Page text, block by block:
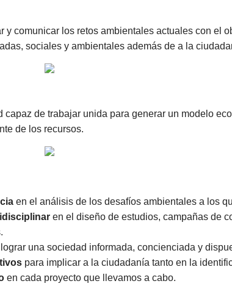
y comunicar los retos ambientales actuales con
sociales y ambientales además de a la
capaz de trabajar unida para generar un modelo
de los recursos.
en el análisis de los desafíos ambientales a los
en el diseño de estudios, campañas de
una sociedad informada, concienciada y
para implicar a la ciudadanía tanto en la
en cada proyecto que llevamos a cabo.